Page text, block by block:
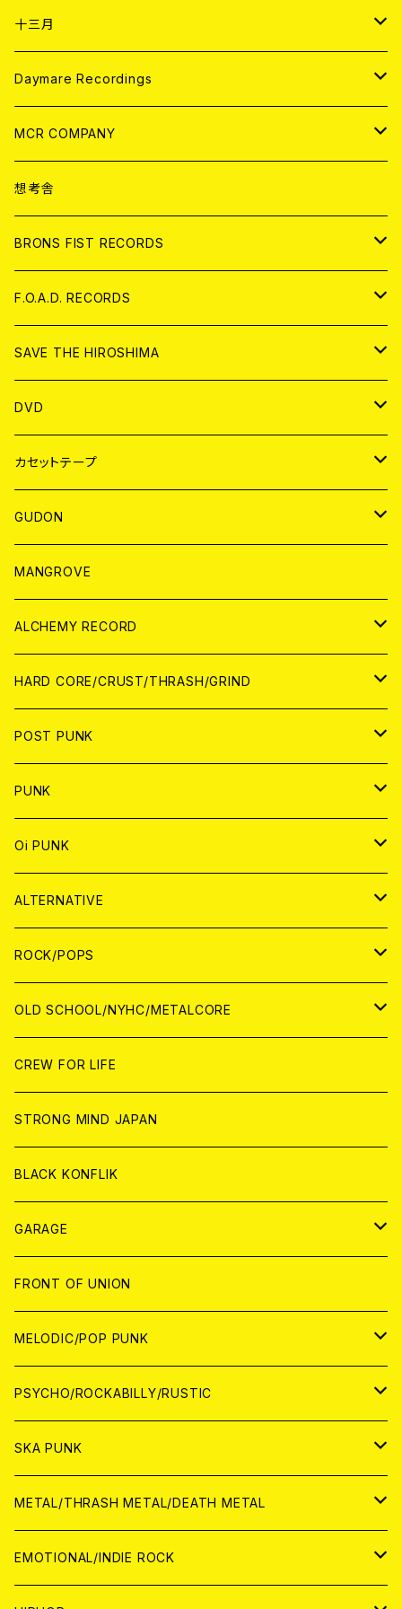
ANALOG
アパレル
CD
ANALOG
十三月
CD
ANALOG
Daymare Recordings
CD
ANALOG
MCR COMPANY
CD
アパレル
ANALOG
想考舎
BRONS FIST RECORDS
CD
ANALOG
F.O.A.D. RECORDS
CD
ANALOG
SAVE THE HIROSHIMA
アパレル
BADGE
DVD
JAPAN
WORLD
カセットテープ
JAPAN
WORLD
GUDON
アパレル
PATCH
アナログ
DIGITAL CONTENTS
MANGROVE
ALCHEMY RECORD
CD
ANALOG
HARD CORE/CRUST/THRASH/GRIND
JAPAN
CD
ANALOG
WORLD
CD
ANALOG
POST PUNK
CD
JAPAN
WORLD
ANALOG
JAPAN
WORLD
PUNK
JAPAN
CD
ANALOG
WORLD
CD
ANALOG
Oi PUNK
JAPAN
CD
ANALOG
WOLRD
CD
ANALOG
ALTERNATIVE
JAPAN
CD
ANALOG
WORLD
CD
ANALOG
ROCK/POPS
JAPAN
CD
ANALOG
WORLD
CD
ANALOG
OLD SCHOOL/NYHC/METALCORE
JAPAN
CD
ANALOG
WORLD
CD
ANALOG
CREW FOR LIFE
STRONG MIND JAPAN
BLACK KONFLIK
GARAGE
JAPAN
アナログ
CD
WORLD
アナログ
CD
FRONT OF UNION
MELODIC/POP PUNK
JAPAN
CD
ANALOG
WORLD
CD
ANALOG
PSYCHO/ROCKABILLY/RUSTIC
JAPAN
CD
ANALOG
WORLD
CD
ANALOG
SKA PUNK
JAPAN
CD
ANALOG
WORLD
METAL/THRASH METAL/DEATH METAL
JAPAN
EMOTIONAL/INDIE ROCK